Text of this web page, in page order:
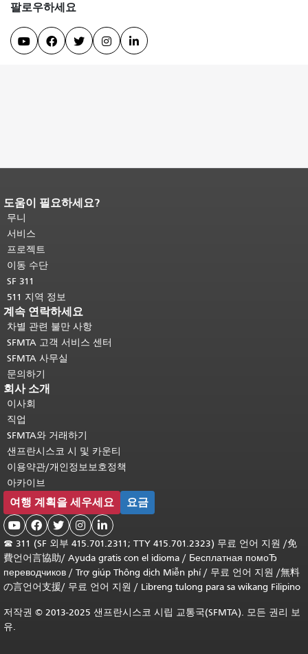
팔로우하세요
    
페이지 내용 끝입니다.이 페이지의 나
머지 내용은 모든 페이지에 반복됩니
다.메인 콘텐츠 상단으로 돌아가려면
여기를 클릭하십시오
도움이 필요하세요?
무니
서비스
프로젝트
이동 수단
SF 311
511 지역 정보
계속 연락하세요
차별 관련 불만 사항
SFMTA 고객 서비스 센터
SFMTA 사무실
문의하기
회사 소개
이사회
직업
SFMTA와 거래하기
샌프란시스코 시 및 카운티
이용약관/개인정보보호정책
아카이브
여행 계획을 세우세요 요금
    
☎ 311 (SF 외부 415.701.2311; TTY 415.701.2323) 무료 언어 지원 /免
費언어言協助/ Ayuda gratis con el idioma / Бесплатная помоЂ
переводчиков / Trợ giúp Thông dịch Miễn phí/ 무료 언어 지원 /無料
の言언어支援/ 무료 언어 지원 / Libreng tulong para sa wikang Filipino
저작권 © 2013-2025 샌프란시스코 시립 교통국(SFMTA). 모든 권리 보
유.